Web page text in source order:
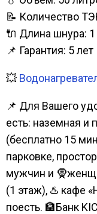
📝 Количество
🔌 Длина шнура:
📌 Гарантия: 5 лет
💥
📌 Для Вашего
есть: наземная и
(бесплатно 15
парковке,
мужчин и
(1 этаж), ♨️ кафе
поесть. 🏦Банк